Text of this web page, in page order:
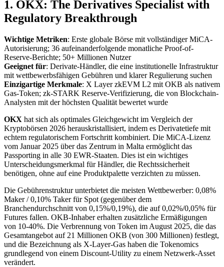
1. OKX: The Derivatives Specialist with
Regulatory Breakthrough
Wichtige Metriken: Erste globale Börse mit vollständiger MiCA-
Autorisierung; 36 aufeinanderfolgende monatliche Proof-of-
Reserve-Berichte; 50+ Millionen Nutzer
Geeignet für: Derivate-Händler, die eine institutionelle Infrastruktur
mit wettbewerbsfähigen Gebühren und klarer Regulierung suchen
Einzigartige Merkmale: X Layer zkEVM L2 mit OKB als nativem
Gas-Token; zk-STARK Reserve-Verifizierung, die von Blockchain-
Analysten mit der höchsten Qualität bewertet wurde
OKX hat sich als optimales Gleichgewicht im Vergleich der
Kryptobörsen 2026 herauskristallisiert, indem es Derivatetiefe mit
echtem regulatorischem Fortschritt kombiniert. Die MiCA-Lizenz
vom Januar 2025 über das Zentrum in Malta ermöglicht das
Passporting in alle 30 EWR-Staaten. Dies ist ein wichtiges
Unterscheidungsmerkmal für Händler, die Rechtssicherheit
benötigen, ohne auf eine Produktpalette verzichten zu müssen.
Die Gebührenstruktur unterbietet die meisten Wettbewerber: 0,08%
Maker / 0,10% Taker für Spot (gegenüber dem
Branchendurchschnitt von 0,15%/0,19%), die auf 0,02%/0,05% für
Futures fallen. OKB-Inhaber erhalten zusätzliche Ermäßigungen
von 10-40%. Die Verbrennung von Token im August 2025, die das
Gesamtangebot auf 21 Millionen OKB (von 300 Millionen) festlegt,
und die Bezeichnung als X-Layer-Gas haben die Tokenomics
grundlegend von einem Discount-Utility zu einem Netzwerk-Asset
verändert.